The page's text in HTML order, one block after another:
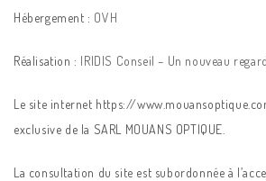
Hébergement : OVH
Réalisation : IRIDIS Conseil – Un nouveau
Le site internet https://
exclusive de la SARL MOUANS OPTIQUE.
La consultation du site est subordonnée à